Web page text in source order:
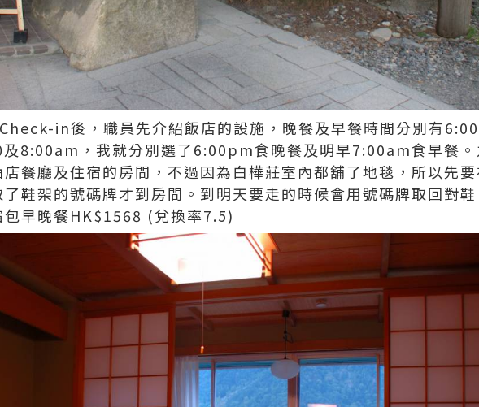
in後，職員先介紹飯店的設施，晚餐及早餐時間分別有
8:00am，我就分別選了6:00pm食晚餐及明早7:00am食早餐。
餐廳及住宿的房間，不過因為白樺莊室內都舖了地毯，所以先
鞋架的號碼牌才到房間。到明天要走的時候會用號碼牌取回對鞋
包早晚餐HK$1568 (兌換率7.5)